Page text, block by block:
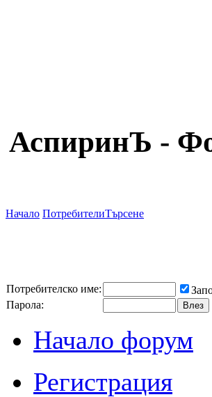
АспиринЪ -
Начало ПотребителиТърсене
Потребителско име:
Парола:
Начало форум
Регистрация